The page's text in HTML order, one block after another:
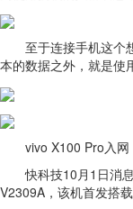
至于连接手机这个想
本的数据之外，就是使
vivo X100 Pro入网
快科技10月1日消息
V2309A，该机首发搭